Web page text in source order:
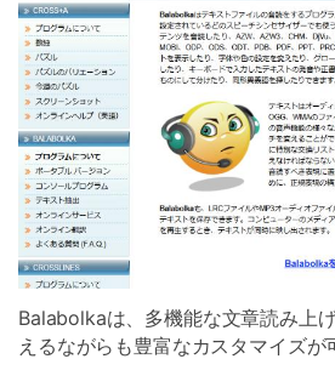
Balabolkaは、多機能な文章読み上
えるながらも豊富なカスタマイズが